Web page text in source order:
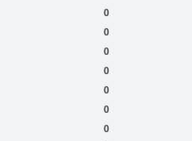
0
0
0
0
0
0
0